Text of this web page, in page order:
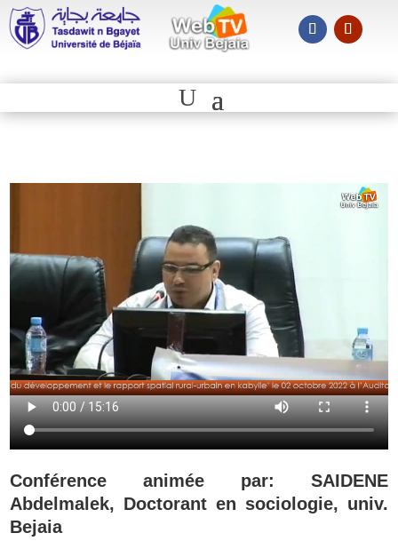
Conférence animée par: SAIDENE
Abdelmalek, Doctorant en sociologie, univ.
Bejaia